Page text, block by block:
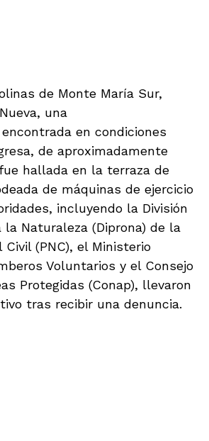
de Monte María Sur,
una
en condiciones
de aproximadamente
hallada en la terraza de
de máquinas de ejercicio
incluyendo la División
la Naturaleza (Diprona) de la
Civil (PNC), el Ministerio
Voluntarios y el Consejo
Protegidas (Conap), llevaron
tras recibir una denuncia.